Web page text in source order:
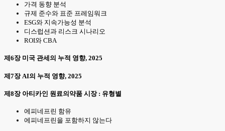
가격 동향 분석
규제 준수와 표준 프레임워크
ESG와 지속가능성 분석
디스럽션과 리스크 시나리오
ROI와 CBA
제6장 미국 관세의 누적 영향, 2025
제7장 AI의 누적 영향, 2025
제8장 아티카인 원료의약품 시장 : 유형별
에피네프린 함유
에피네프린을 포함하지 않는다